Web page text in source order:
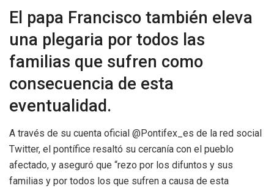
El papa Francisco también eleva
una plegaria por todos las
familias que sufren como
consecuencia de esta
eventualidad.
A través de su cuenta oficial @Pontifex_es de la red social
Twitter, el pontífice resaltó su cercanía con el pueblo
afectado, y aseguró que “rezo por los difuntos y sus
familias y por todos los que sufren a causa de esta